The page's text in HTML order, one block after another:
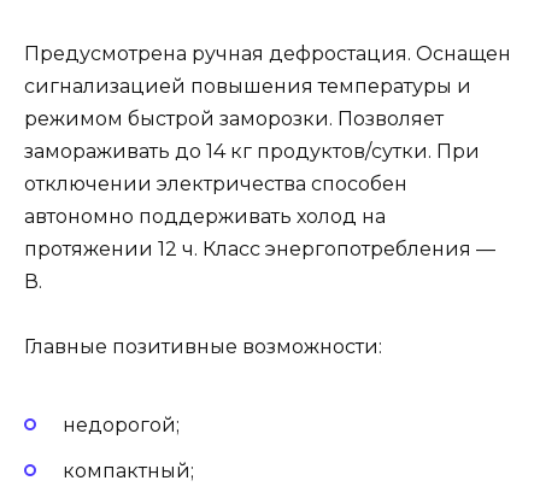
Предусмотрена ручная дефростация. Оснащен
сигнализацией повышения температуры и
режимом быстрой заморозки. Позволяет
замораживать до 14 кг продуктов/сутки. При
отключении электричества способен
автономно поддерживать холод на
протяжении 12 ч. Класс энергопотребления —
В.
Главные позитивные возможности:
недорогой;
компактный;